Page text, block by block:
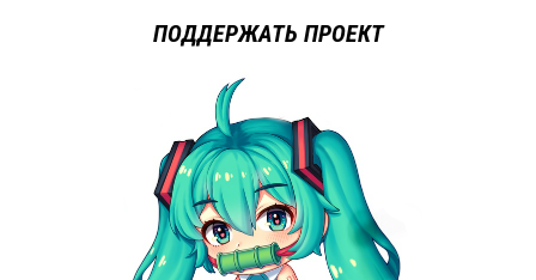
ПОДДЕРЖАТЬ ПРОЕКТ